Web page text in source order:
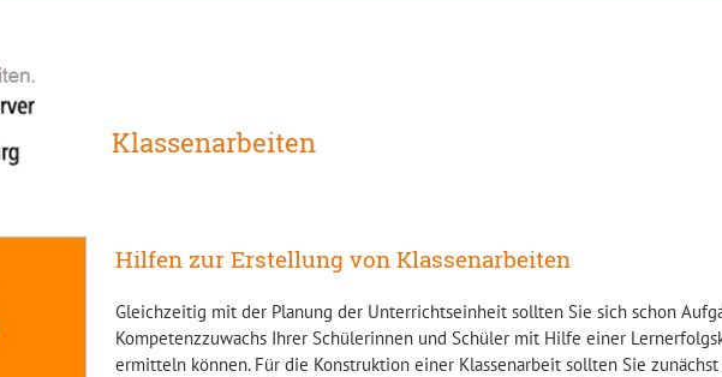
Klassenarbeiten
Hilfen zur Erstellung von Klassenarbeiten
Gleichzeitig mit der Planung der Unterrichtseinheit sollten Sie sich schon
Kompetenzzuwachs Ihrer Schülerinnen und Schüler mit Hilfe einer
ermitteln können. Für die Konstruktion einer Klassenarbeit sollten Sie